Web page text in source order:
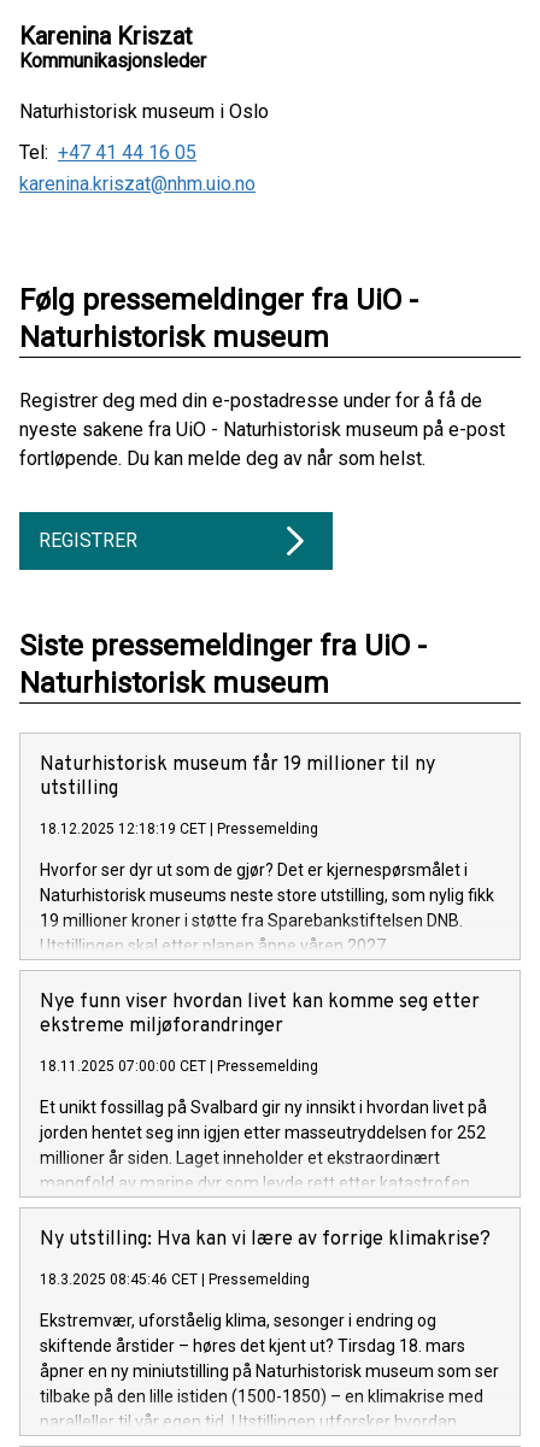
Karenina Kriszat
Kommunikasjonsleder
Naturhistorisk museum i Oslo
Tel: +47 41 44 16 05
karenina.kriszat@nhm.uio.no
Følg pressemeldinger fra UiO -
Naturhistorisk museum
Registrer deg med din e-postadresse under for å få de
nyeste sakene fra UiO - Naturhistorisk museum på e-post
fortløpende. Du kan melde deg av når som helst.
REGISTRER
Siste pressemeldinger fra UiO -
Naturhistorisk museum
Naturhistorisk museum får 19 millioner til ny
utstilling
18.12.2025 12:18:19 CET Pressemelding
Hvorfor ser dyr ut som de gjør? Det er kjernespørsmålet i
Naturhistorisk museums neste store utstilling, som nylig fikk
19 millioner kroner i støtte fra Sparebankstiftelsen DNB.
Utstillingen skal etter planen åpne våren 2027.
Nye funn viser hvordan livet kan komme seg etter
ekstreme miljøforandringer
18.11.2025 07:00:00 CET Pressemelding
Et unikt fossillag på Svalbard gir ny innsikt i hvordan livet på
jorden hentet seg inn igjen etter masseutryddelsen for 252
millioner år siden. Laget inneholder et ekstraordinært
mangfold av marine dyr som levde rett etter katastrofen.
Ny utstilling: Hva kan vi lære av forrige klimakrise?
18.3.2025 08:45:46 CET Pressemelding
Ekstremvær, uforståelig klima, sesonger i endring og
skiftende årstider – høres det kjent ut? Tirsdag 18. mars
åpner en ny miniutstilling på Naturhistorisk museum som ser
tilbake på den lille istiden (1500-1850) – en klimakrise med
paralleller til vår egen tid. Utstillingen utforsker hvordan